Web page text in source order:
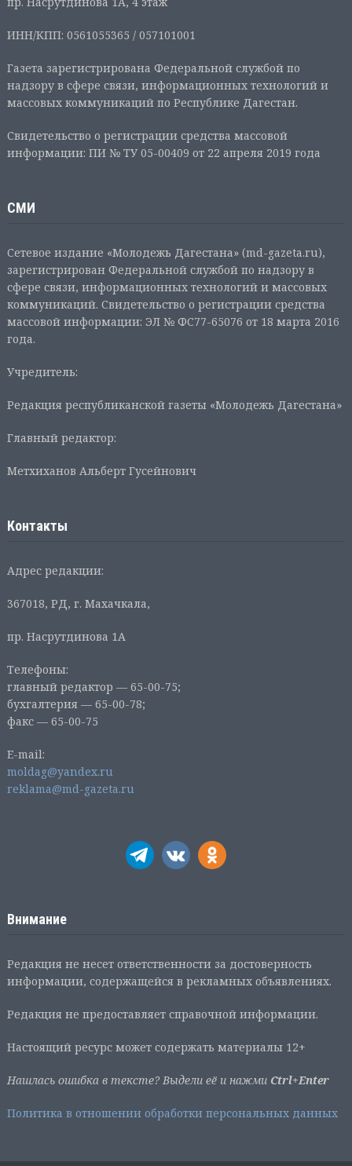
ИНН/КПП: 0561055365 / 057101001
Газета зарегистрирована Федеральной службой по
надзору в сфере связи, информационных технологий и
массовых коммуникаций по Республике Дагестан.
Свидетельство о регистрации средства массовой
информации: ПИ № ТУ 05-00409 от 22 апреля 2019 года
СМИ
Сетевое издание «Молодежь Дагестана» (md-gazeta.ru),
зарегистрирован Федеральной службой по надзору в
сфере связи, информационных технологий и массовых
коммуникаций. Свидетельство о регистрации средства
массовой информации: ЭЛ № ФС77-65076 от 18 марта 2016
года.
Учредитель:
Редакция республиканской газеты «Молодежь Дагестана»
Главный редактор:
Метхиханов Альберт Гусейнович
Контакты
Адрес редакции:
367018, РД, г. Махачкала,
пр. Насрутдинова 1А
Телефоны:
главный редактор — 65-00-75;
бухгалтерия — 65-00-78;
факс — 65-00-75
E-mail:
moldag@yandex.ru
reklama@md-gazeta.ru
Внимание
Редакция не несет ответственности за достоверность
информации, содержащейся в рекламных объявлениях.
Редакция не предоставляет справочной информации.
Настоящий ресурс может содержать материалы 12+
Нашлась ошибка в тексте? Выдели её и нажми Ctrl+Enter
Политика в отношении обработки персональных данных